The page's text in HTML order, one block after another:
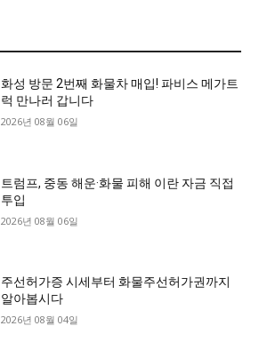
화성 방문 2번째 화물차 매입! 파비스 메가트
럭 만나러 갑니다
2026년 08월 06일
트럼프, 중동 해운·화물 피해 이란 자금 직접
투입
2026년 08월 06일
주선허가증 시세부터 화물주선허가권까지
알아봅시다
2026년 08월 04일